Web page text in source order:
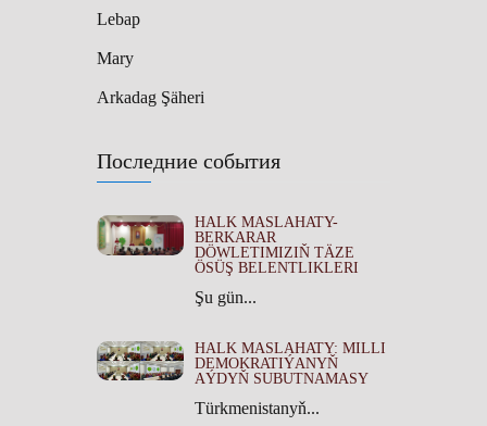
Lebap
Mary
Arkadag Şäheri
Последние события
HALK MASLAHATY-
BERKARAR
DÖWLETIMIZIŇ TÄZE
ÖSÜŞ BELENTLIKLERI
Şu gün...
HALK MASLAHATY: MILLI
DEMOKRATIÝANYŇ
AÝDYŇ SUBUTNAMASY
Türkmenistanyň...